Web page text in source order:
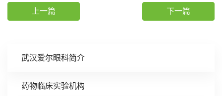
武汉爱尔眼科简介
药物临床实验机构
上一篇 下一篇